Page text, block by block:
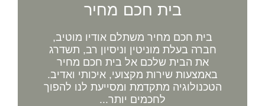
בית חכם מחיר
בית חכם מחיר משתלם אודיו מוטיב,
חברה בעלת מוניטין וניסיון רב, תשדרג
את הבית שלכם אל בית חכם מחיר
באמצעות שירות מקצועי, איכותי ואדיב.
הטכנולוגיה מתקדמת ומסייעת לנו להפוך
לחכמים יותר...